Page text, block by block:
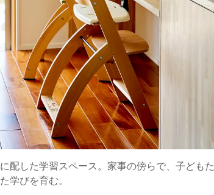
配した学習スペース。家事の傍らで、子どもた
学びを育む。